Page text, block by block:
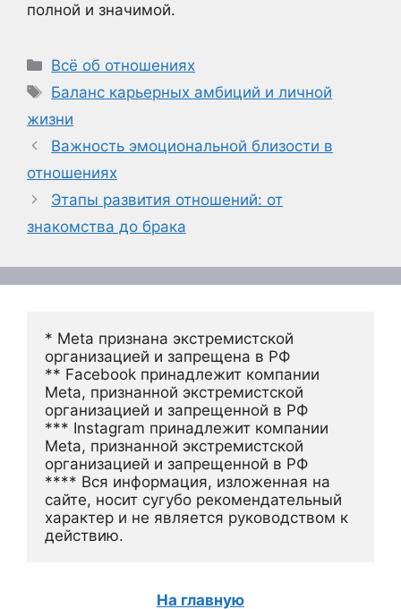
полной и значимой.
Рубрики
Всё об отношениях
Метки
Баланс карьерных амбиций и личной
жизни
Важность эмоциональной близости в
отношениях
Этапы развития отношений: от
знакомства до брака
* Meta признана экстремистской
организацией и запрещена в РФ
** Facebook принадлежит компании
Meta, признанной экстремистской
организацией и запрещенной в РФ
*** Instagram принадлежит компании
Meta, признанной экстремистской
организацией и запрещенной в РФ
**** Вся информация, изложенная на
сайте, носит сугубо рекомендательный
характер и не является руководством к
действию.
На главную